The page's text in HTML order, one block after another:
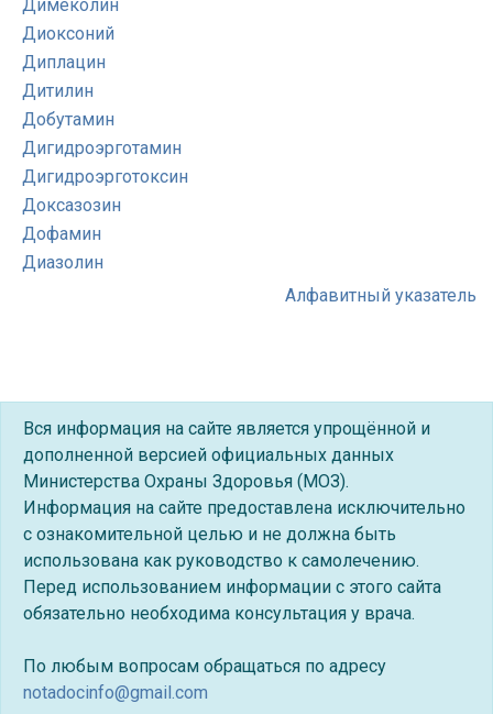
Димеколин
Диоксоний
Диплацин
Дитилин
Добутамин
Дигидроэрготамин
Дигидроэрготоксин
Доксазозин
Дофамин
Диазолин
Алфавитный указатель
Вся информация на сайте является упрощённой и
дополненной версией официальных данных
Министерства Охраны Здоровья (МОЗ).
Информация на сайте предоставлена исключительно
с ознакомительной целью и не должна быть
использована как руководство к самолечению.
Перед использованием информации с этого сайта
обязательно необходима консультация у врача.
По любым вопросам обращаться по адресу
notadocinfo@gmail.com